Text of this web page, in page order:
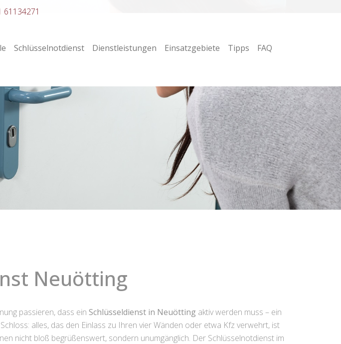
Schlüsselnotdienst Dienstleistungen Einsatzgebiete Tipps FAQ
61134271
Neuötting
passieren, dass ein Schlüsseldienst in Neuötting aktiv werden muss – ein
alles, das den Einlass zu Ihren vier Wänden oder etwa Kfz verwehrt, ist
nicht bloß begrüßenswert, sondern unumgänglich. Der Schlüsselnotdienst im